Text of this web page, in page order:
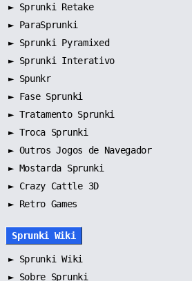
► Sprunki Retake
► ParaSprunki
► Sprunki Pyramixed
► Sprunki Interativo
► Spunkr
► Fase Sprunki
► Tratamento Sprunki
► Troca Sprunki
► Outros Jogos de Navegador
► Mostarda Sprunki
► Crazy Cattle 3D
► Retro Games
Sprunki Wiki
► Sprunki Wiki
► Sobre Sprunki